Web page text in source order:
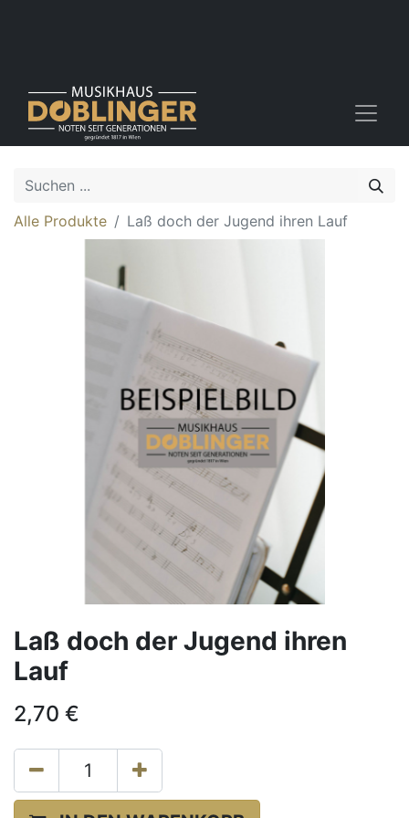
Alle Produkte Laß doch der Jugend ihren Lauf
Laß doch der Jugend ihren
Lauf
2,70 €